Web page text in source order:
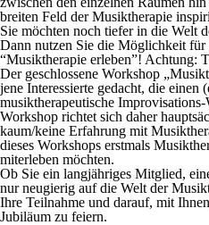
breiten Feld der Musiktherapie
Sie möchten noch tiefer in die Welt
Dann nutzen Sie die Möglichkeit für
“Musiktherapie erleben”! Achtung:
Der geschlossene Workshop
jene Interessierte gedacht, die einen
musiktherapeutische
Workshop richtet sich daher
kaum/keine Erfahrung mit
dieses Workshops erstmals
miterleben möchten.
Ob Sie ein langjähriges Mitglied,
nur neugierig auf die Welt der
Ihre Teilnahme und darauf, mit
Jubiläum zu feiern.